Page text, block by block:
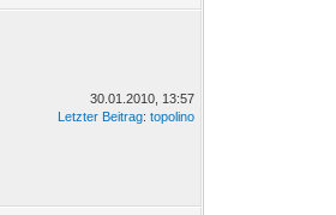
30.01.2010, 13:57
Letzter Beitrag:topolino